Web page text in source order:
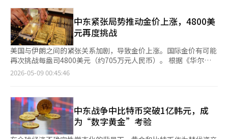
然而，凭借在轻工业、电动车及电池、半导体、造船、航天等高科
技产业的竞争力，出口持续向好，市场对人民币的信任度也在提
升。虽然需要考虑到中国政府对外汇市场的管理和资本管制的特殊
性，但这无疑是展示产业竞争力对货币价值影响的一个例证。日元
与人民币的不同走势也为韩国提供了启示。汇率并非仅由利率差或
外汇当局的市场干预决定。它是一个国家的增长潜力、产业竞争
力、财政健康和市场对未来的预期的综合反映。增加外汇储备和捍
卫汇率可能是短期的对策，但并不能建立货币的信任。市场是根据
币价值的影响。韩国同样面临低出生率、高龄化和潜在增长率下降
的结构性挑战。同时，围绕人工智能、半导体、生物技术和未来出
行等新兴产业的全球竞争也愈发激烈。日元的下滑并非仅是日本的
问题。这是一个提醒，货币的信任源于经济的信任。安全资产的地
别实现了12.7%和22.2%的收益率。今年2月上市时，净资产总额
约为321亿韩元，到4月底增至1兆4843亿韩元，超过1兆韩元，5
月底达到3兆465亿韩元，6月底则扩大至4兆5574亿韩元。 为了遵
守退休养老金的规定，同时尽可能提高股票比例的需求推动了该产
品的热销。退休养老金对股票等风险资产的投资比例限制在70%。
然而，利用被归类为安全资产的债券混合ETF（股票占比低于
50%），可以在退休养老金账户内将实际股票投资比例提高到
85%。 然而，最近的急剧下跌使得退休养老金账户的损失加大，
讨论。业内人士表示：“由于最近单一股票杠杆ETF的推出，三星
电子和SK海力士的波动性加大，因此退休养老金的收益率也必然
受到重大影响。”并指出：“仅仅因为债券占了一半并不能保证安
全性。”投资集中于少数股票的结构也与退休养老金的长期积累和
分散投资的初衷不符。 此前，考虑到扩大退休养老金的股票投资
美元（约合6972万亿韩元）。 此次排名变化被解读为大型科技公
司在AI资本支出和盈利能力方面，投资者的警惕性增强。曾因AI转
型缓慢被称为“AI迟到者”的苹果，反而被重新评估为避免支出负
担的企业。 预计，谷歌、微软、亚马逊和Meta等公司的AI资本支
出今年将达到7240亿美元，明年将增至9500亿美元。苹果则通过
利用谷歌的AI模型和云服务，减少了对自身AI基础设施的大规模资
金投入。 自由资本市场首席市场策略师杰伊·伍兹在雅虎财经上
表示：“苹果曾因不进行更多AI投资而受到批评，但这使其避免了
曼在《纽约时报》中指出：“人们认为与AI相关的股票波动性很
大，而苹果则被视为类似于持有指数的公司。”他表示：“苹果被
视为一种‘安全资产’。” 苹果重新夺回市值第一的位置，恰逢
首席执行官蒂姆·库克离任前约一个月。即将于9月接任的首席副
总裁约翰·特纳斯表示，将继续保持库克任内苹果的财务纪律。
中东紧张局势推动金价上涨，4800美
元再度挑战
美国与伊朗之间的紧张关系加剧，导致金价上涨。国际金价有可能
再次挑战每盎司4800美元（约705万元人民币）。 根据《华尔街
日报》（WSJ）8日报道，金现货价格在亚洲市场开盘初期上涨
强，推动了金价的上涨。 XS.com的业务开发总监西蒙-彼得·马萨
布尼分析称：“只要金价维持在每盎司4680美元（约687万元人民
币）以上，涨势将持续。”他表示：“这一价格区间作为即时支撑
位，最近的突破刺激了自动交易程序的买入和机构资金的流入。”
2026-05-09 00:45:46
中东战争中比特币突破1亿韩元，成
为“数字黄金”考验